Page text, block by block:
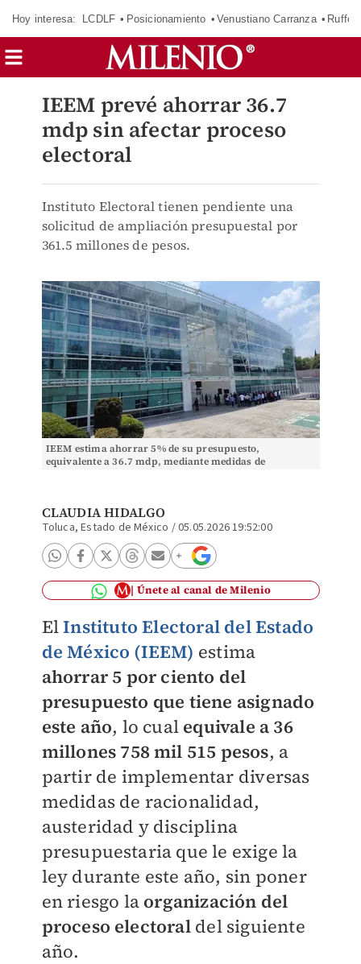
Hoy interesa: LCDLF Posicionamiento Venustiano Carranza Ruffo
IEEM prevé ahorrar 36.7
mdp sin afectar proceso
electoral
Instituto Electoral tienen pendiente una
solicitud de ampliación presupuestal por
361.5 millones de pesos.
IEEM estima ahorrar 5% de su presupuesto,
equivalente a 36.7 mdp, mediante medidas de
CLAUDIA HIDALGO
Toluca, Estado de México /05.05.2026 19:52:00
Únete al canal de Milenio
ElInstituto Electoral del Estado
de México (IEEM) estima
ahorrar 5 por ciento del
presupuesto que tiene asignado
este año, lo cual equivale a 36
millones 758 mil 515 pesos, a
partir de implementar diversas
medidas de racionalidad,
austeridad y disciplina
presupuestaria que le exige la
ley durante este año, sin poner
en riesgo la organización del
proceso electoral del siguiente
año.